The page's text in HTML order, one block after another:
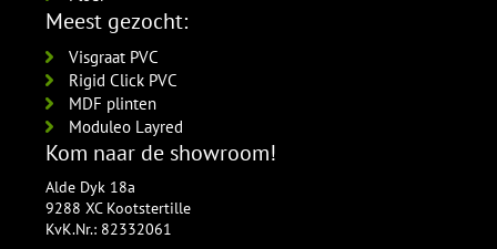
Meest gezocht:
Visgraat PVC
Rigid Click PVC
MDF plinten
Moduleo Layred
Kom naar de showroom!
Alde Dyk 18a
9288 XC Kootstertille
KvK.Nr.: 82332061